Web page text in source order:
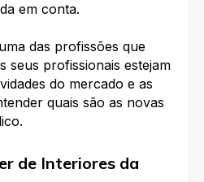
em conta.
das profissões que
seus profissionais estejam
do mercado e as
quais são as novas
de Interiores da